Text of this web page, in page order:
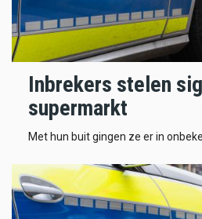
Inbrekers stelen
supermarkt
Met hun buit gingen ze er in